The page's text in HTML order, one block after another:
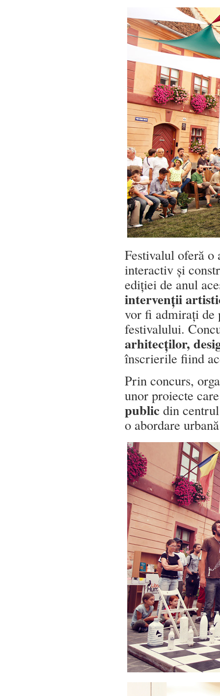
Festivalul oferă
interactiv și
ediției de anul
intervenții
vor fi admirați de
festivalului.
arhitecților,
înscrierile fiind
Prin concurs,
unor proiecte
public din
o abordare